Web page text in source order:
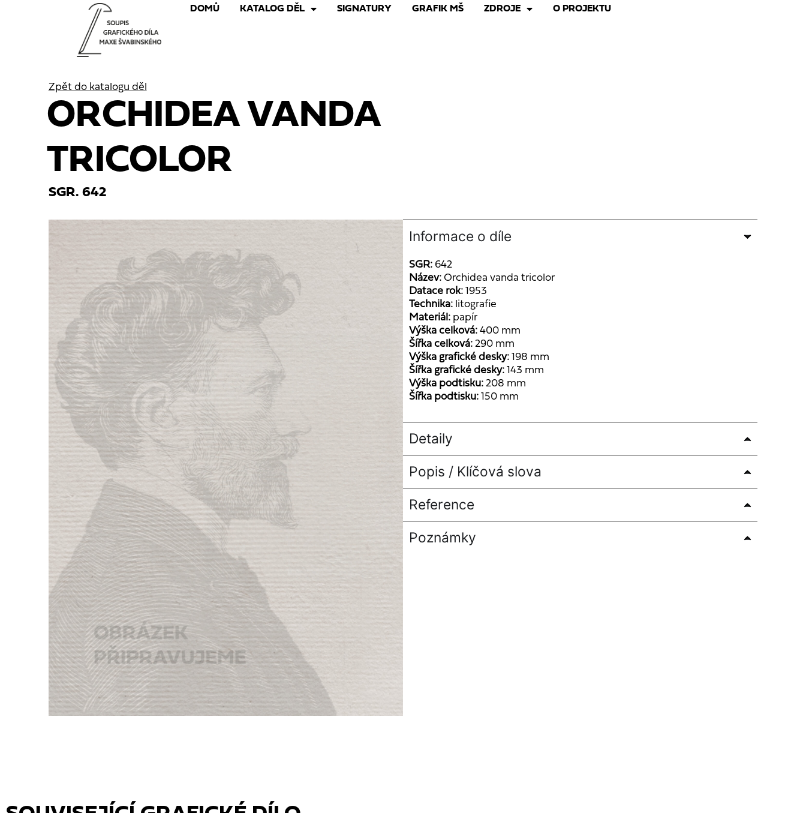
DOMŮ KATALOG DĚL SIGNATURY GRAFIK MŠ ZDROJE O PROJEKTU
Zpět do katalogu děl
ORCHIDEA VANDA
TRICOLOR
SGR. 642
Informace o díle
SGR: 642
Název: Orchidea vanda tricolor
Datace rok: 1953
Technika: litografie
Materiál: papír
Výška celková: 400 mm
Šířka celková: 290 mm
Výška grafické desky: 198 mm
Šířka grafické desky: 143 mm
Výška podtisku: 208 mm
Šířka podtisku: 150 mm
Detaily
Popis / Klíčová slova
Reference
Poznámky